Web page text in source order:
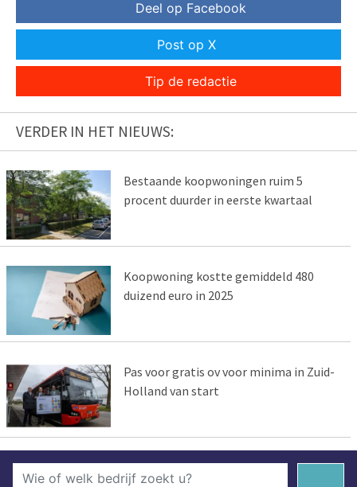
Deel op Facebook
Post op X
Tip de redactie
VERDER IN HET NIEUWS:
Bestaande koopwoningen ruim 5
procent duurder in eerste kwartaal
Koopwoning kostte gemiddeld 480
duizend euro in 2025
Pas voor gratis ov voor minima in Zuid-
Holland van start